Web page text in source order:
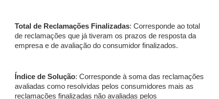
Total de Reclamações Finalizadas: Corresponde ao total
de reclamações que já tiveram os prazos de resposta da
empresa e de avaliação do consumidor finalizados.
Índice de Solução: Corresponde à soma das reclamações
avaliadas como resolvidas pelos consumidores mais as
reclamações finalizadas não avaliadas pelos